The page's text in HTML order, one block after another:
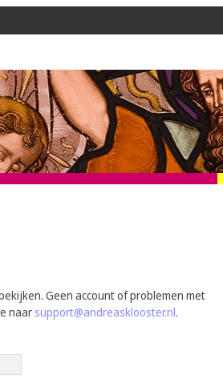
Geen account of problemen met
naar support@andreasklooster.nl.